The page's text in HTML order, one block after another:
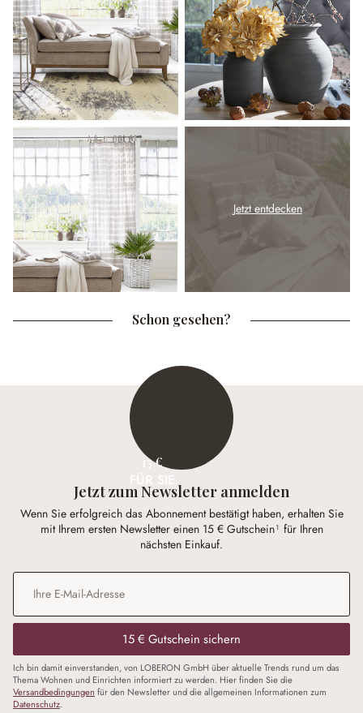
Jetzt entdecken
Schon gesehen?
15 €
Jetzt zum Newsletter anmelden
Wenn Sie erfolgreich das Abonnement bestätigt haben, erhalten Sie
mit Ihrem ersten Newsletter einen 15 € Gutschein¹ für Ihren
nächsten Einkauf.
E-Mail-Adresse*
15 € Gutschein sichern
Ich bin damit einverstanden, von LOBERON GmbH über aktuelle Trends rund um das
Thema Wohnen und Einrichten informiert zu werden. Hier finden Sie die
Versandbedingungen für den Newsletter und die allgemeinen Informationen zum
Datenschutz.